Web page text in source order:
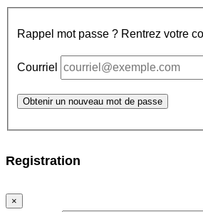
Rappel mot passe ? Rentrez votre
Courriel
Obtenir un nouveau mot de passe
Registration
×